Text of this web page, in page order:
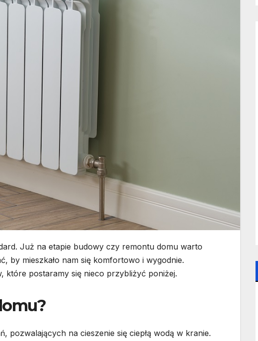
Już na etapie budowy czy remontu domu warto
by mieszkało nam się komfortowo i wygodnie.
które postaramy się nieco przybliżyć poniżej.
na cieszenie się ciepłą wodą w kranie.
modułowy
całoroczny –
co zapewnia
producent
domów
modułowych?
30 LIPCA, 2026